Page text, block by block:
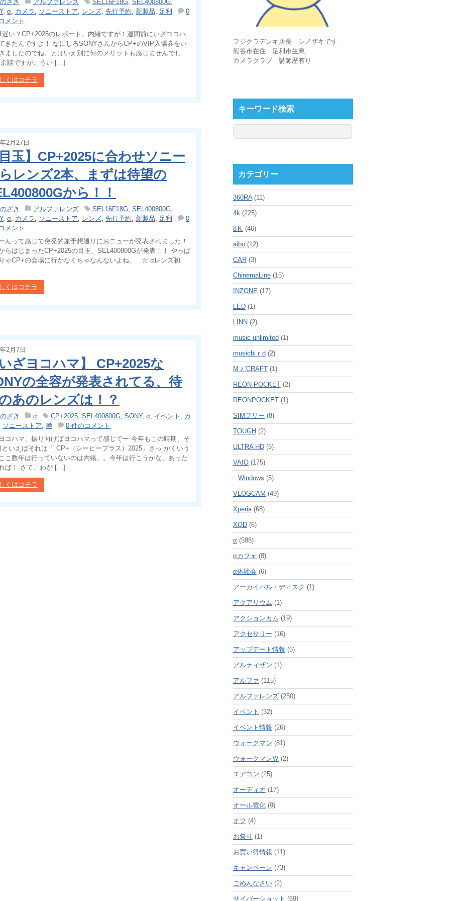
ざき アルファレンズ SEL16F18G SEL400800G
, α カメラ ソニーストア レンズ 先行予約 新製品 足利
0
メント
遅い？CP+2025のレポート。内緒ですが１週間前にいざヨコハ
きたんですよ！ なにしろSONYさんからCP+のVIP入場券をい
ましたのでね。とはいえ別に何のメリットも感じませんでし
談ですがこうい […]
くはコチラ
2月27日
目玉】CP+2025に合わせソニー
レンズ2本、まずは待望の
から！！
ざき アルファレンズ SEL16F18G SEL400800G
, α カメラ ソニーストア レンズ 先行予約 新製品 足利
0
メント
んって感じで突発的兼予想通りにおニューが発表されました！
らはじまったCP+2025の目玉、SEL400800Gが発表！！ やっぱ
ゃCP+の会場に行かなくちゃなんないよね。 ☆ αレンズ初
くはコチラ
2月7日
いざヨコハマ】 CP+2025な
の全容が発表されてる、待
あのレンズは！？
ざき α CP+2025 SEL400800G SONY, α イベント
カ
ソニーストア 噂
0 件のコメント
コハマ、振り向けばヨコハマって感じでー 今年もこの時期、そ
といえばそれは「 CP+（シーピープラス）2025」さっ かくいう
こ数年は行っていないのは内緒。。今年は行こうかな、あった
ば！ さて、わが […]
くはコチラ
フジクラデンキ店長 シノザキです
熊谷市在住 足利市生息
カメラクラブ 講師歴有り
キーワード検索
カテゴリー
360RA(11)
4k (225)
8Ｋ (46)
aibo(12)
CAR(3)
ChinemaLine(15)
INZONE (17)
LED(1)
LINN (2)
music unlimited (1)
musicbiｒd (2)
Mｚ'CRAFT(1)
REON POCKET(2)
REONPOCKET(1)
SIMフリー (8)
TOUGH (2)
ULTRA HD(5)
VAIO(175)
Windows (5)
VLOGCAM (49)
Xperia(68)
XQD(6)
α (588)
αカフェ (8)
α体験会 (6)
アーカイバル・ディスク (1)
アクアリウム (1)
アクションカム (19)
アクセサリー (16)
アップデート情報 (6)
アルティザン (1)
アルファ (115)
アルファレンズ(250)
イベント (32)
イベント情報 (26)
ウォークマン (81)
ウォークマンＷ (2)
エアコン (25)
オーディオ (17)
オール電化(9)
オフ (4)
お祭り (1)
お買い得情報 (11)
キャンペーン (73)
ごめんなさい(2)
サイバーショット (69)